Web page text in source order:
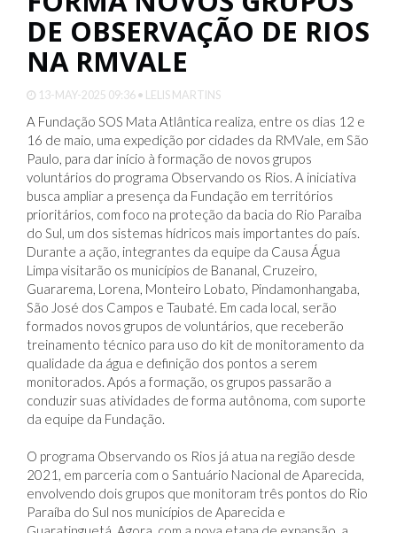
SOS MATA ATLÂNTICA
FORMA NOVOS GRUPOS
DE OBSERVAÇÃO DE RIOS
NA RMVALE
13-MAY-2025 09:36 • LELIS MARTINS
A Fundação SOS Mata Atlântica realiza, entre os dias 12 e
16 de maio, uma expedição por cidades da RMVale, em São
Paulo, para dar início à formação de novos grupos
voluntários do programa Observando os Rios. A iniciativa
busca ampliar a presença da Fundação em territórios
prioritários, com foco na proteção da bacia do Rio Paraíba
do Sul, um dos sistemas hídricos mais importantes do país.
Durante a ação, integrantes da equipe da Causa Água
Limpa visitarão os municípios de Bananal, Cruzeiro,
Guararema, Lorena, Monteiro Lobato, Pindamonhangaba,
São José dos Campos e Taubaté. Em cada local, serão
formados novos grupos de voluntários, que receberão
treinamento técnico para uso do kit de monitoramento da
qualidade da água e definição dos pontos a serem
monitorados. Após a formação, os grupos passarão a
conduzir suas atividades de forma autônoma, com suporte
da equipe da Fundação.
O programa Observando os Rios já atua na região desde
2021, em parceria com o Santuário Nacional de Aparecida,